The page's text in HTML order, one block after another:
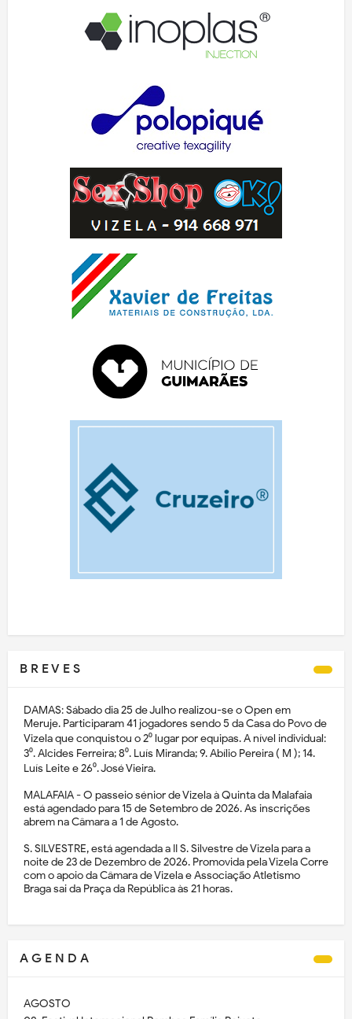
B R E V E S
DAMAS: Sábado dia 25 de Julho realizou-se o Open em
Meruje. Participaram 41 jogadores sendo 5 da Casa do Povo de
Vizela que conquistou o 2⁰ lugar por equipas. A nível individual:
3⁰. Alcides Ferreira; 8⁰. Luís Miranda; 9. Abílio Pereira ( M ); 14.
Luís Leite e 26⁰. José Vieira.
MALAFAIA - O passeio sénior de Vizela à Quinta da Malafaia
está agendado para 15 de Setembro de 2026. As inscrições
abrem na Câmara a 1 de Agosto.
S. SILVESTRE, está agendada a II S. Silvestre de Vizela para a
noite de 23 de Dezembro de 2026. Promovida pela Vizela Corre
com o apoio da Câmara de Vizela e Associação Atletismo
Braga sai da Praça da República às 21 horas.
A G E N D A
AGOSTO